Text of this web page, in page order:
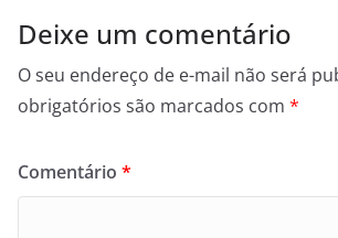
Deixe um comentário
O seu endereço de e-mail não será
obrigatórios são marcados com *
Comentário *